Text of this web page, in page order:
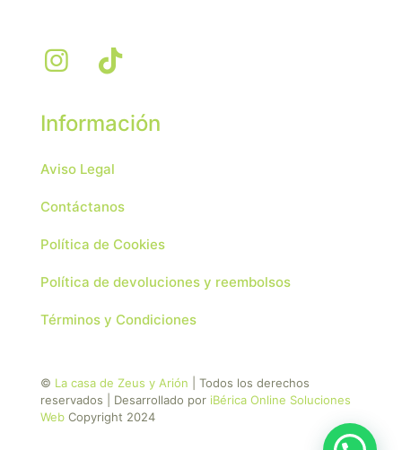
Información
Aviso Legal
Contáctanos
Política de Cookies
Política de devoluciones y reembolsos
Términos y Condiciones
© La casa de Zeus y Arión | Todos los derechos
reservados | Desarrollado por iBérica Online Soluciones
Web Copyright 2024